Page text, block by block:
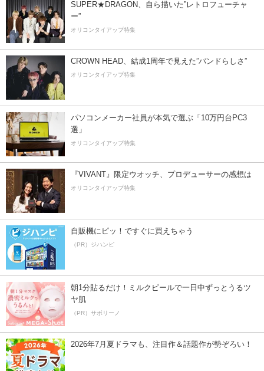
SUPER★DRAGON、自ら描いた”レトロフューチャ
ー”
オリコンタイアップ特集
CROWN HEAD、結成1周年で見えた”バンドらしさ”
オリコンタイアップ特集
パソコンメーカー社員が本気で選ぶ「10万円台PC3
選」
オリコンタイアップ特集
『VIVANT』限定ウオッチ、プロデューサーの感想は
オリコンタイアップ特集
自販機にピッ！ですぐに買えちゃう
（PR）ジハンピ
朝1分貼るだけ！ミルクピールで一日中ずっとうるツ
ヤ肌
（PR）サボリーノ
2026年7月夏ドラマも、注目作＆話題作が勢ぞろい！